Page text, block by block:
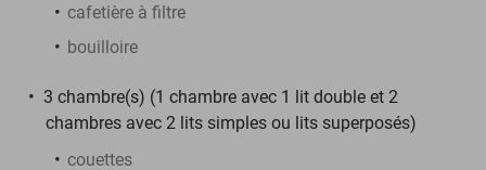
cafetière à filtre
bouilloire
3 chambre(s) (1 chambre avec 1 lit double et 2
chambres avec 2 lits simples ou lits superposés)
couettes